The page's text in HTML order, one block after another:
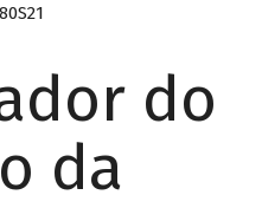
do
da